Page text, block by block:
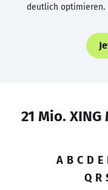
deutlich optimieren.
21 Mio.
A B C D E
Q R